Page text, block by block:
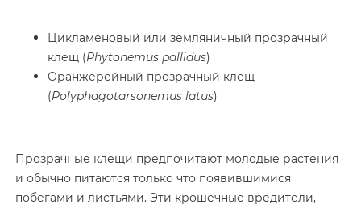
Цикламеновый или земляничный прозрачный
клещ (Phytonemus pallidus)
Оранжерейный прозрачный клещ
(Polyphagotarsonemus latus)
Прозрачные клещи предпочитают молодые растения
и обычно питаются только что появившимися
побегами и листьями. Эти крошечные вредители,